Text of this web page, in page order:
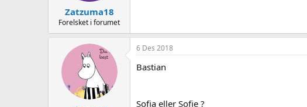
Zatzuma18
Forelsket i forumet
6 Des 2018
Bastian
Sofia eller Sofie ?